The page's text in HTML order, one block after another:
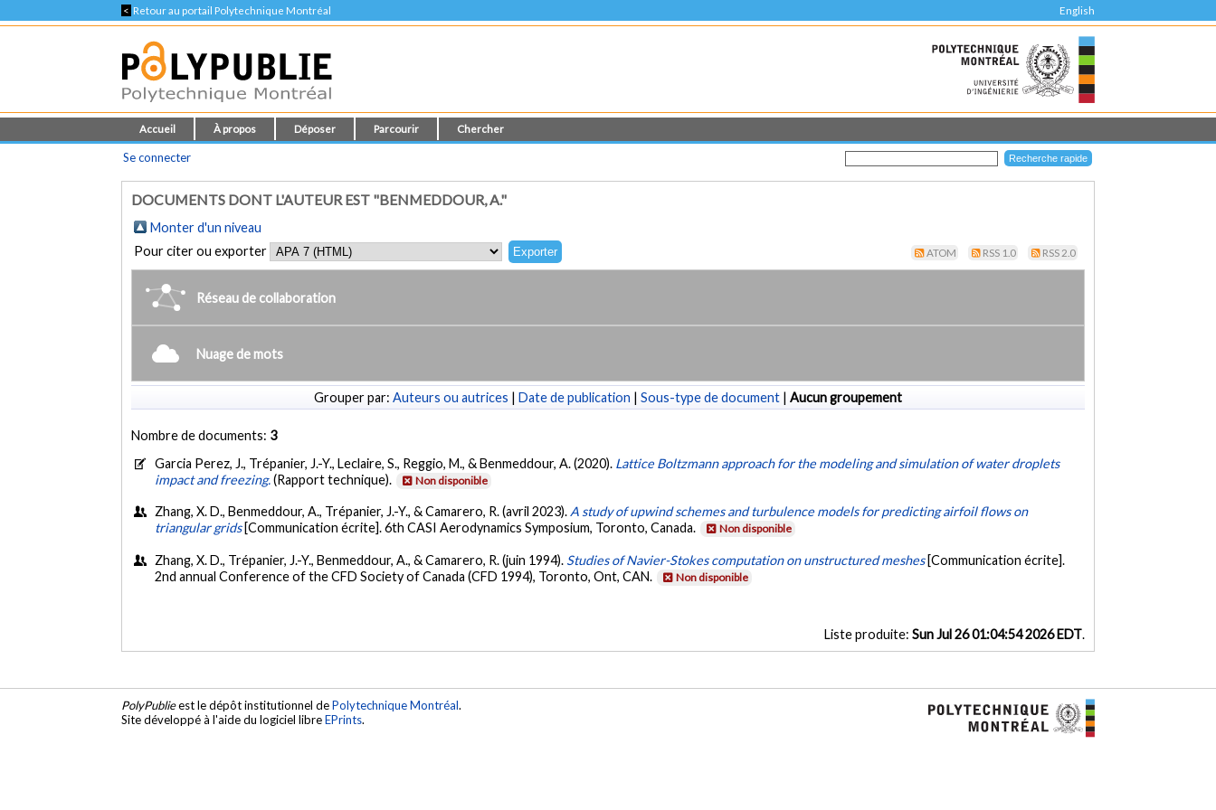
< Retour au portail Polytechnique Montréal English
Accueil À propos Déposer Parcourir Chercher
Se connecter
DOCUMENTS DONT L'AUTEUR EST "BENMEDDOUR, A."
Monter d'un niveau
Pour citer ou exporter
ATOM RSS 1.0 RSS 2.0
Réseau de collaboration
Nuage de mots
Grouper par: Auteurs ou autrices | Date de publication | Sous-type de document | Aucun groupement
Nombre de documents: 3
Garcia Perez, J., Trépanier, J.-Y., Leclaire, S., Reggio, M., & Benmeddour, A. (2020). Lattice Boltzmann approach for the modeling and simulation of water droplets
impact and freezing.(Rapport technique). Non disponible
Zhang, X. D., Benmeddour, A., Trépanier, J.-Y., & Camarero, R. (avril 2023). A study of upwind schemes and turbulence models for predicting airfoil flows on
triangular grids [Communication écrite]. 6th CASI Aerodynamics Symposium, Toronto, Canada. Non disponible
Zhang, X. D., Trépanier, J.-Y., Benmeddour, A., & Camarero, R. (juin 1994). Studies of Navier-Stokes computation on unstructured meshes [Communication écrite].
2nd annual Conference of the CFD Society of Canada (CFD 1994), Toronto, Ont, CAN.
Non disponible
Liste produite: Sun Jul 26 01:04:54 2026 EDT.
PolyPublieest le dépôt institutionnel dePolytechnique Montréal.
Site développé à l'aide du logiciel libreEPrints.